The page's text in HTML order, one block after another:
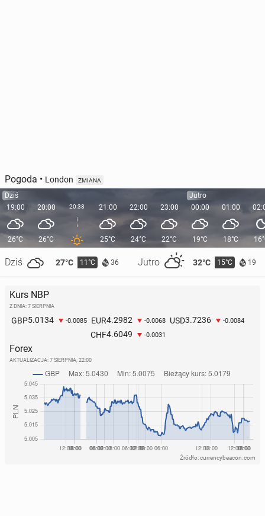
Pogoda • London ZMIANA
Dziś
19:00
26°C
Dziś 27°C 11°C 36 Jutro 32°C 15°C 19
20:00
26°C
20:38 21:00
25°C
22:00
24°C
23:00
22°C
Jutro
00:00
19°C
01:00
18°C
Kurs NBP
Z DNIA: 7 SIERPNIA
GBP5.0134 -0.0085 EUR4.2982 -0.0068 USD3.7236 -0.0084
CHF4.6049 -0.0031
Forex
AKTUALIZACJA: 7 SIERPNIA, 22:00
Źródło: currencybeacon.com